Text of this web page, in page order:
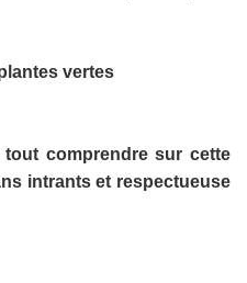
vertes
comprendre sur cette
intrants et respectueuse